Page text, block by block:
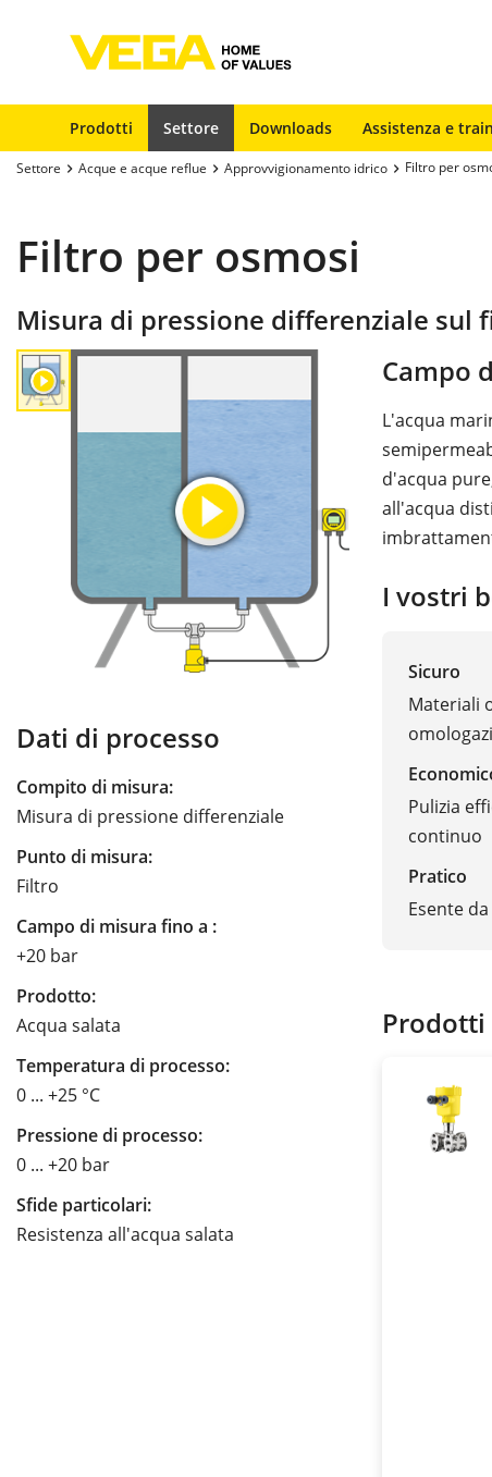
Prodotti Settore Downloads Assistenza e
Settore Acque e acque reflue Approvvigionamento idrico Filtro per
Filtro per osmosi
Misura di pressione differenziale sul
Dati di processo
Compito di misura:
Misura di pressione differenziale
Punto di misura:
Filtro
Campo di misura fino a :
+20 bar
Prodotto:
Acqua salata
Temperatura di processo:
0 ... +25 °C
Pressione di processo:
0 ... +20 bar
Sfide particolari:
Resistenza all'acqua salata
Campo
L'acqua
d'acqua
all'acqua
I vostri
Sicuro
Materiali
Pulizia
continuo
Pratico
Esente
Prodotti